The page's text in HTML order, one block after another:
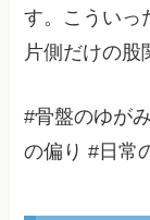
す。こういっ
片側だけの股
#骨盤のゆが
の偏り #日常